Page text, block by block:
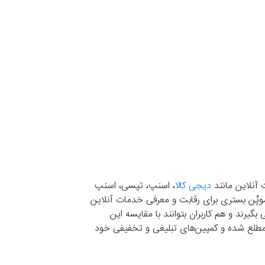
مانند دیجی کالا، اسنپ، تپسی، اسنپ
موپُن بستری برای رقابت و معرفی خدمات آنلاین
و هم کاربران بتوانند با مقایسه این
مطلع شده و کمپین‌های تبلیغی و تخفیفی خود